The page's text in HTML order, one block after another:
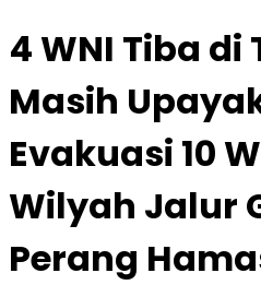
4 WNI Tiba di
Masih
Evakuasi 10
Wilyah Jalur
Perang